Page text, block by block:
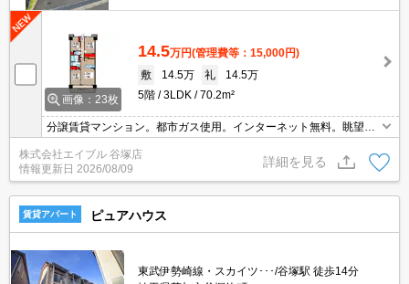
画像：23枚
14.5万円(管理費等：15,000円)
敷
14.5万 礼
14.5万
5階
3LDK 70.2m²
分譲賃貸マンション。都市ガス使用。インターネット無料。眺望良
好。バルコニー。初期費用カード払い可。最新の空室状況はお気軽
にお問い合わせ下さい。店長のお薦め物件。法人向け（ファミリー
タイプ60㎡以上）。
株式会社エイブル 谷塚店
情報更新日 2026/08/09
詳細を見る
賃貸アパート ピュアハウス
東武伊勢崎線・スカイツ･･･/谷塚駅 徒歩14分